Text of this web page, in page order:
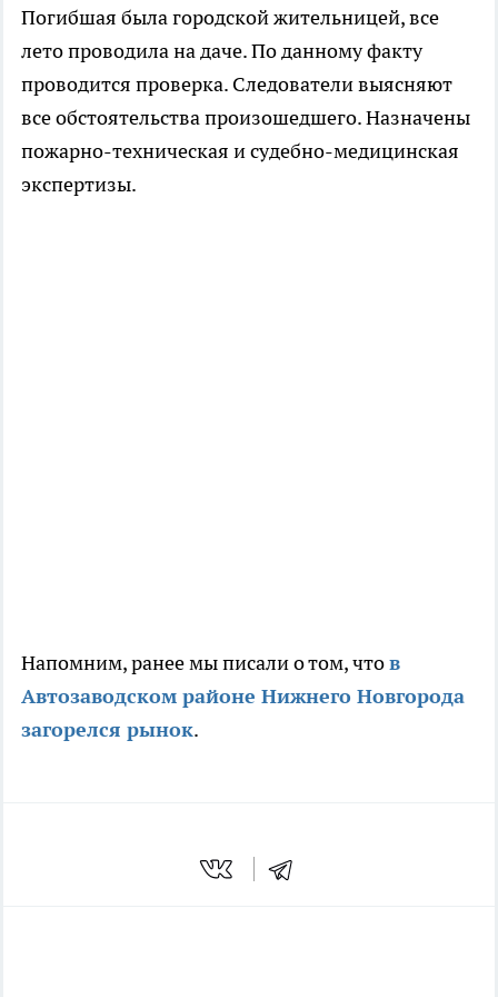
Погибшая была городской жительницей, все
лето проводила на даче. По данному факту
проводится проверка. Следователи выясняют
все обстоятельства произошедшего. Назначены
пожарно-техническая и судебно-медицинская
экспертизы.
Напомним, ранее мы писали о том, чтов
Автозаводском районе Нижнего Новгорода
загорелся рынок.